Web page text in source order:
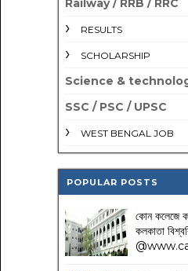
RESULTS
SCHOLARSHIP
Science &
SSC / PSC / UPSC
WEST BENGAL JOB
POPULAR POSTS
কোন কলেজে
কলকাতা